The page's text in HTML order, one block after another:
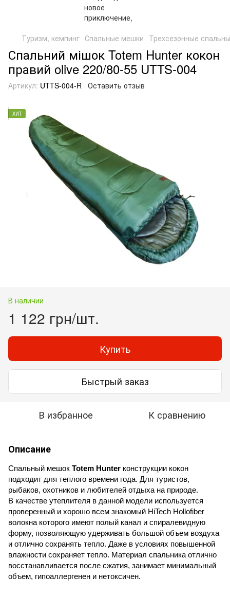
Туризм, кемпинг Спальные мешки Трехсезонные
Спальний мішок Totem Hunter кокон
правий olive 220/80-55 UTTS-004
Артикул: UTTS-004-R Оставить отзыв
ХИТ
В наличии
1 122 грн/шт.
Купить
Быстрый заказ
В избранное К сравнению
Описание
Спальный мешок Totem Hunter конструкции кокон
подходит для теплого времени года. Для туристов,
рыбаков, охотников и любителей отдыха на природе.
В качестве утеплителя в данной модели используется
проверенный и хорошо всем знакомый HiTech Hollofiber
волокна которого имеют полый канал и спиралевидную
форму, позволяющую удерживать большой объем воздуха
и отлично сохранять тепло. Даже в условиях повышенной
влажности сохраняет тепло. Материал спальника отлично
восстанавливается после сжатия, занимает минимальный
объем, гипоаллергенен и нетоксичен.